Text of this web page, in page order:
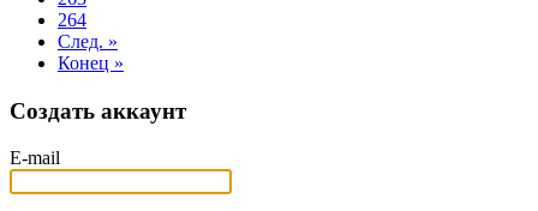
264
След. »
Конец »
Создать аккаунт
E-mail